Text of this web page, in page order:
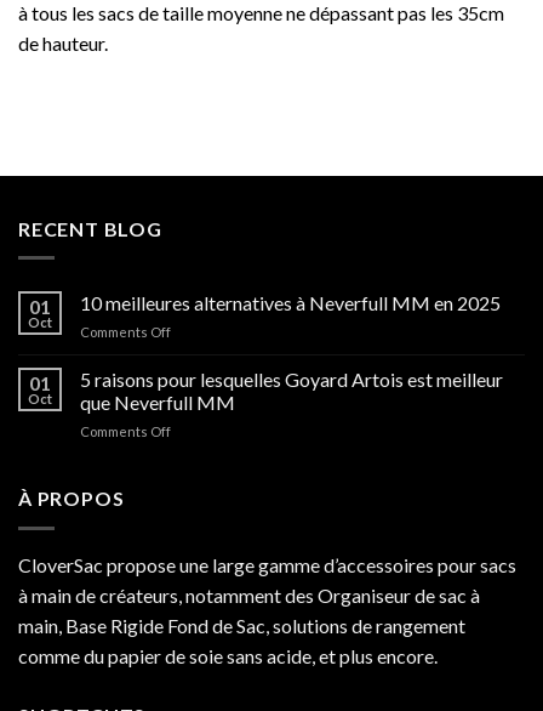
à tous les sacs de taille moyenne ne dépassant pas les 35cm
de hauteur.
RECENT BLOG
01
Oct
10 meilleures alternatives à Neverfull MM en 2025
Comments Offon
meilleures
alternatives
à
Neverfull
01
Oct
5 raisons pour lesquelles Goyard Artois est meilleur
que Neverfull MM
Comments Offon
est
meilleur
Neverfull
MM
À PROPOS
CloverSac propose une large gamme d’accessoires pour sacs
à main de créateurs, notamment des Organiseur de sac à
main, Base Rigide Fond de Sac, solutions de rangement
comme du papier de soie sans acide, et plus encore.